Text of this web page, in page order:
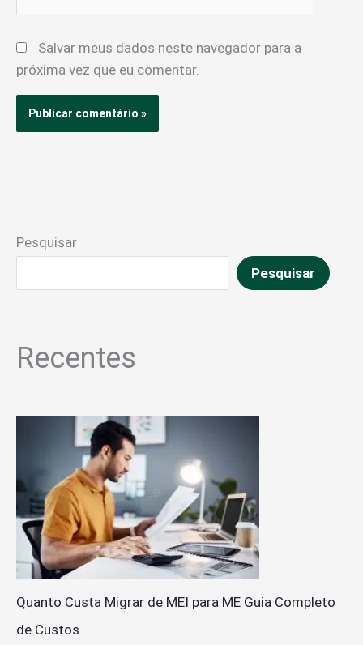
Salvar meus dados neste navegador para a
próxima vez que eu comentar.
Pesquisar
Pesquisar
Recentes
Quanto Custa Migrar de MEI para ME Guia Completo
de Custos